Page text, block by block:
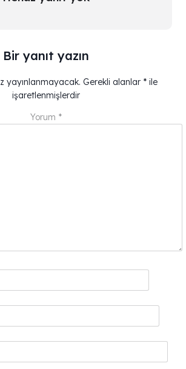
Bir yanıt yazın
yayınlanmayacak. Gerekli alanlar *ile
işaretlenmişlerdir
Yorum *